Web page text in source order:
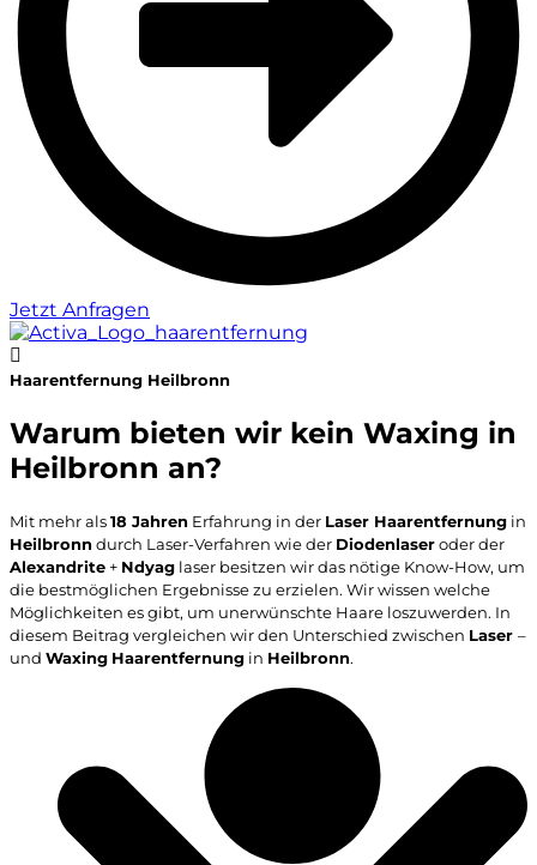
Jetzt Anfragen
Haarentfernung Heilbronn
Warum bieten wir kein Waxing in
Heilbronn an?
Mit mehr als18 Jahren Erfahrung in der Laser Haarentfernung in
Heilbronndurch Laser-Verfahren wie der Diodenlaseroder der
Alexandrite + Ndyag laser besitzen wir das nötige Know-How, um
die bestmöglichen Ergebnisse zu erzielen. Wir wissen welche
Möglichkeiten es gibt, um unerwünschte Haare loszuwerden. In
diesem Beitrag vergleichen wir den Unterschied zwischen Laser –
und Waxing Haarentfernung in Heilbronn.